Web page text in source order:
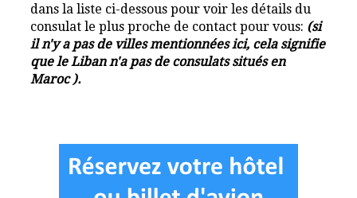
dans la liste ci-dessous pour voir les détails du
consulat le plus proche de contact pour vous: (si
il n'y a pas de villes mentionnées ici, cela signifie
que le Liban n'a pas de consulats situés en
Maroc ).